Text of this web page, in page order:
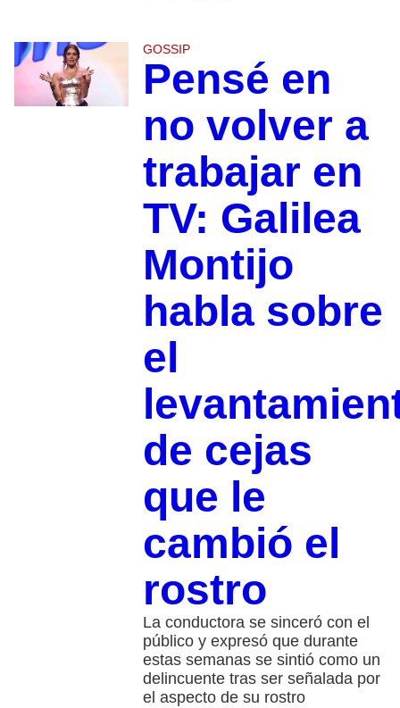
GOSSIP
Pensé en
no volver a
trabajar en
TV: Galilea
Montijo
habla sobre
el
de cejas
que le
cambió el
rostro
La conductora se sinceró con el
público y expresó que durante
estas semanas se sintió como un
delincuente tras ser señalada por
el aspecto de su rostro